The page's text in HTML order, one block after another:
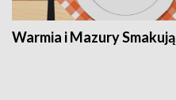
Warmia i Mazury Smakują